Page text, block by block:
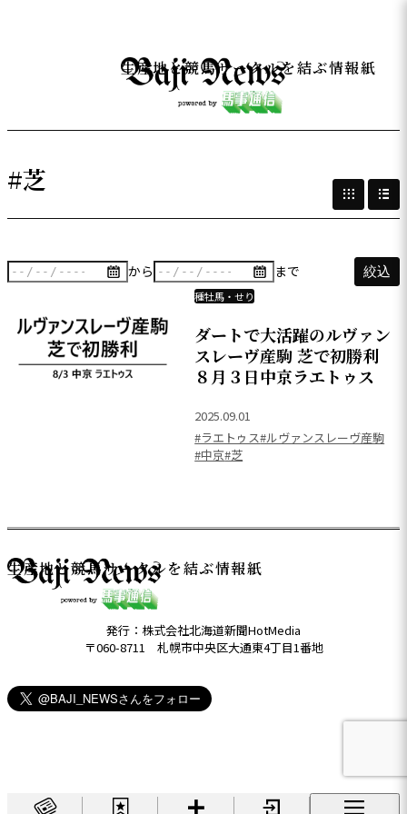
生産地と競馬サークルを結ぶ情報紙
#芝
から まで 絞込
種牡馬・せり
ダートで大活躍のルヴァン
スレーヴ産駒 芝で初勝利
８月３日中京ラエトゥス
2025.09.01
#ラエトゥス#ルヴァンスレーヴ産駒
#中京#芝
生産地と競馬サークルを結ぶ情報紙
発行：株式会社北海道新聞HotMedia
〒060-8711 札幌市中央区大通東4丁目1番地